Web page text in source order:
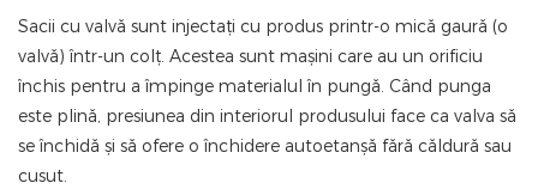
Sacii cu valvă sunt injectați cu produs printr-o mică gaură (o
valvă) într-un colț. Acestea sunt mașini care au un orificiu
închis pentru a împinge materialul în pungă. Când punga
este plină, presiunea din interiorul produsului face ca valva să
se închidă și să ofere o închidere autoetanșă fără căldură sau
cusut.